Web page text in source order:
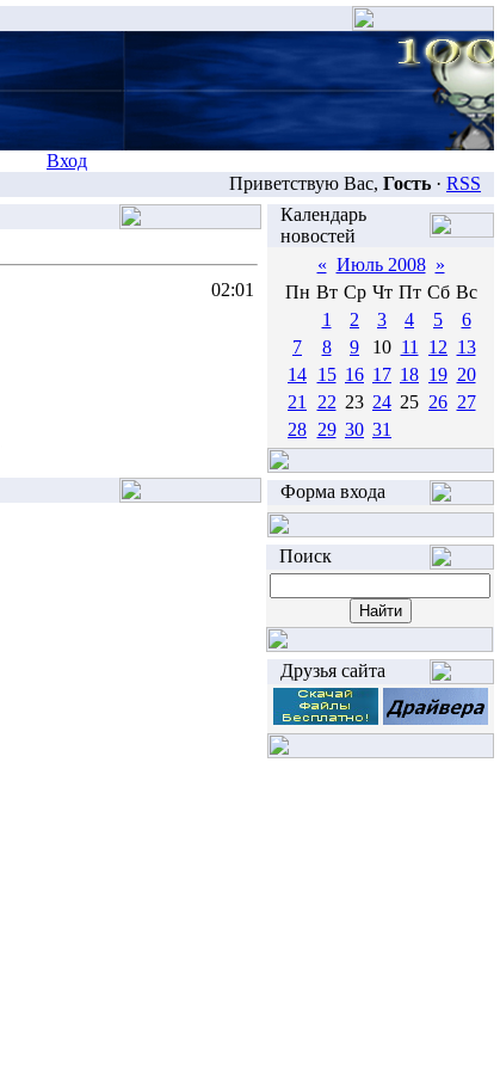
Вход
Приветствую Вас, Гость · RSS
02:01
Календарь
новостей
« Июль 2008 »
Пн Вт Ср Чт Пт Сб Вс
1
2 3 4 5
6
7
8 9 10 11 12 13
14 15 16 17 18 19 20
21
22 23 24 25 26 27
28 29 30 31
Форма входа
Поиск
Друзья сайта